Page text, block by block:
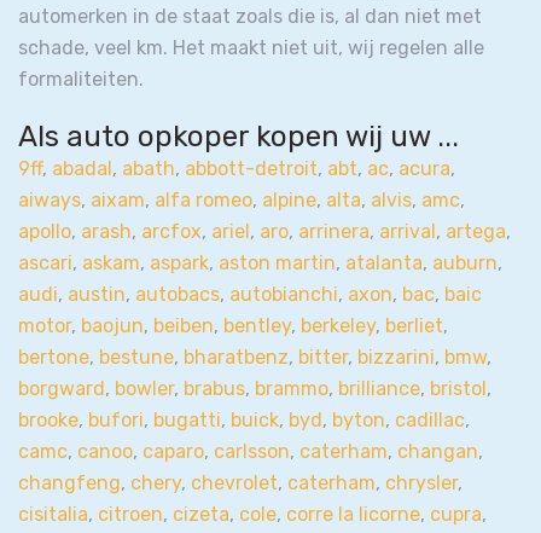
automerken in de staat zoals die is, al dan niet met
schade, veel km. Het maakt niet uit, wij regelen alle
formaliteiten.
Als auto opkoper kopen wij uw ...
9ff, abadal , abath, abbott-detroit, abt, ac, acura,
aiways, aixam, alfa romeo, alpine, alta, alvis, amc,
apollo, arash, arcfox, ariel , aro, arrinera, arrival , artega,
ascari, askam, aspark, aston martin, atalanta, auburn,
audi, austin, autobacs, autobianchi, axon, bac, baic
motor, baojun, beiben, bentley, berkeley, berliet,
bertone, bestune, bharatbenz, bitter, bizzarini, bmw,
borgward , bowler, brabus, brammo, brilliance, bristol ,
brooke, bufori, bugatti, buick, byd , byton, cadillac,
camc, canoo, caparo, carlsson, caterham, changan,
changfeng, chery, chevrolet, caterham, chrysler,
cisitalia, citroen, cizeta, cole, corre la licorne, cupra,